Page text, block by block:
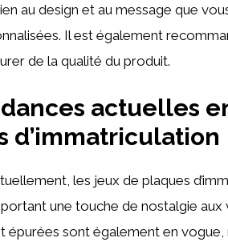
au design et au message que
Il est également
de la qualité du produit.
actuelles
d’immatriculation
les jeux de plaques
une touche de nostalgie aux
épurées sont également en